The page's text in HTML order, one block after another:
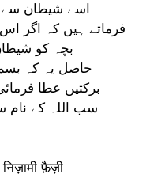
فرماتے ہیں کہ اگر
بچہ کو
حاصل یہ کہ بسم
برکتیں عطا فرمائی
سب اللہ کے نام
फ़ैज़ी